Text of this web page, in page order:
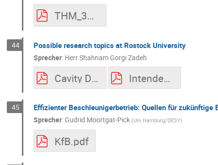
THM_3D_RF_Sensors_Penirschke.pdf
44 Possible research topics at Rostock University
Sprecher: HerrShahnam Gorgi Zadeh
Cavity Design Study for the International Muon Collider.pdf Intended contributions to TOSCA.pdf
45 Effizienter Beschleunigerbetrieb: Quellen für zukünftige
Sprecher: Gudrid Moortgat-Pick (Uni Hamburg/DESY)
KfB.pdf